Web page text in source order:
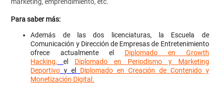
marketing, emprendimiento, etc.
Para saber más:
Además de las dos licenciaturas, la Escuela de
Comunicación y Dirección de Empresas de Entretenimiento
ofrece actualmente el Diplomado en Growth
Hacking,
el Diplomado en Periodismo y Marketing
Deportivo y el Diplomado en Creación de Contenido y
Monetización Digital.